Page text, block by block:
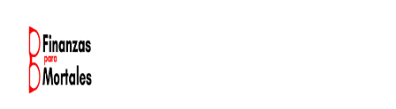
contenido